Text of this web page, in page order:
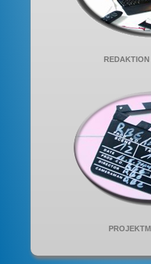
REDAKTION